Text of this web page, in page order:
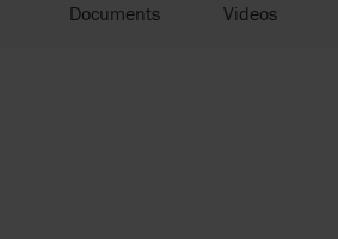
Documents Videos